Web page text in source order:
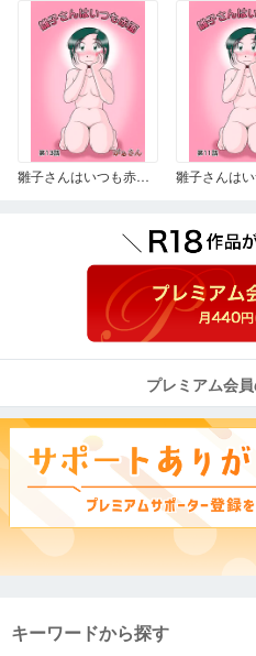
雛子さんはいつも赤面 13
プレミアム会
キーワードから探す